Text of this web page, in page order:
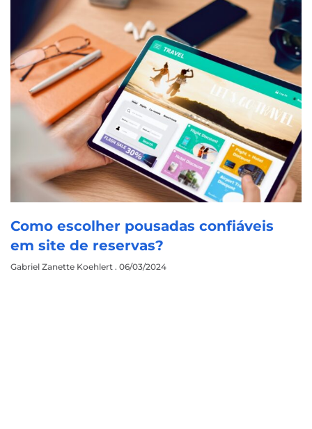
Como escolher pousadas confiáveis
em site de reservas?
Gabriel Zanette Koehlert 06/03/2024